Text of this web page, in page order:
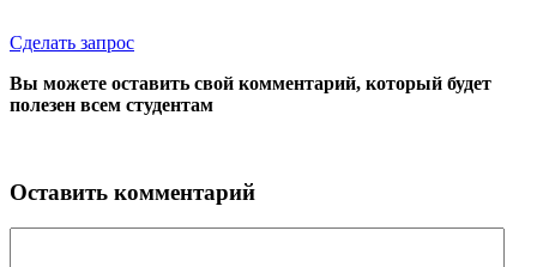
Сделать запрос
Вы можете оставить свой комментарий, который будет
полезен всем студентам
Оставить комментарий